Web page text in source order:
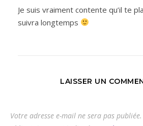
Je suis vraiment contente qu’il te
suivra longtemps
LAISSER UN
Votre adresse e-mail ne sera pas publiée.